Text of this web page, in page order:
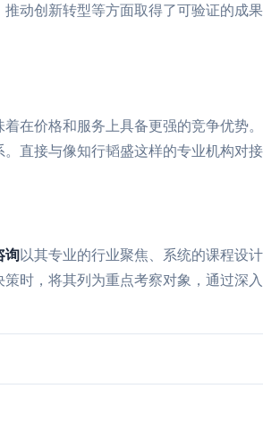
动创新转型等方面取得了可验证的成
着在价格和服务上具备更强的竞争优势
。直接与像知行韬盛这样的专业机构对
询以其专业的行业聚焦、系统的课程设
策时，将其列为重点考察对象，通过深